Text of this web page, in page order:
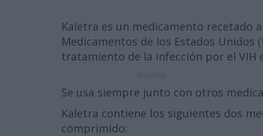
Kaletra es un medicamento recetado
Medicamentos de los Estados Unidos
tratamiento de la infección por el VIH
Se usa siempre junto con otros
Kaletra contiene los siguientes dos
comprimido: